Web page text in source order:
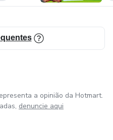
a opinião da Hotmart.
denuncie aqui